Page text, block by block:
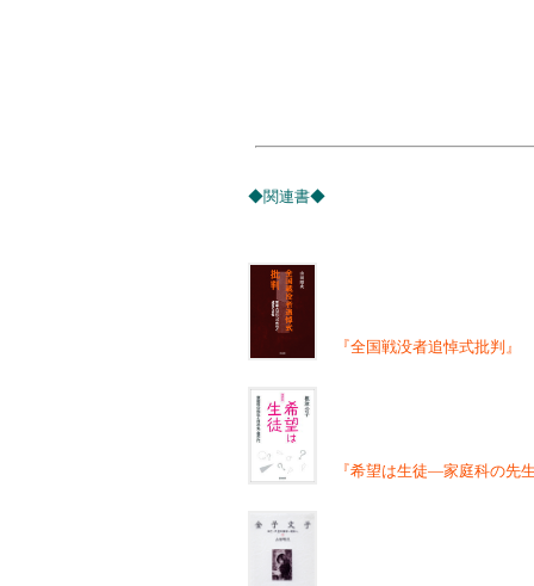
◆関連書◆
『全国戦没者追悼式批判
『希望は生徒―家庭科の先